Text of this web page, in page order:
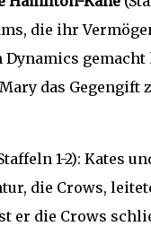
die ihr
das Gegengift
1-2): Kates
die Crows,
er die Crows